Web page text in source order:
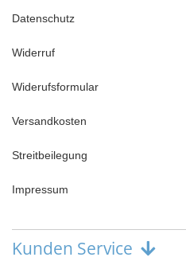
Datenschutz
Widerruf
Widerufsformular
Versandkosten
Streitbeilegung
Impressum
Kunden Service